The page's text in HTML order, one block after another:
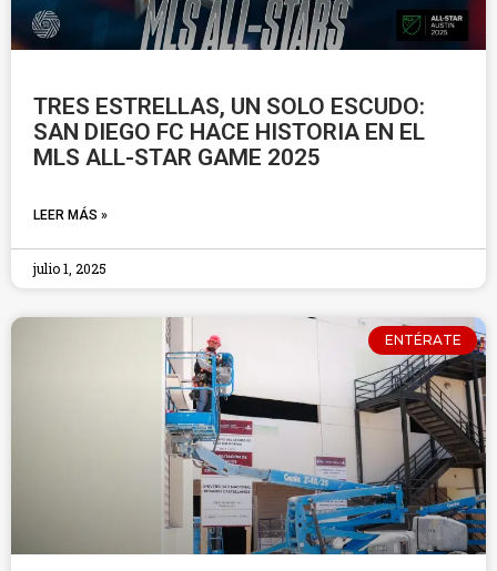
TRES ESTRELLAS, UN SOLO ESCUDO:
SAN DIEGO FC HACE HISTORIA EN EL
MLS ALL-STAR GAME 2025
LEER MÁS »
julio 1, 2025
ENTÉRATE